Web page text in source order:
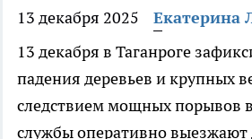
13 декабря 2025
Екатерина
13 декабря в Таганроге
падения деревьев и крупных
следствием мощных порывов
службы оперативно выезжают